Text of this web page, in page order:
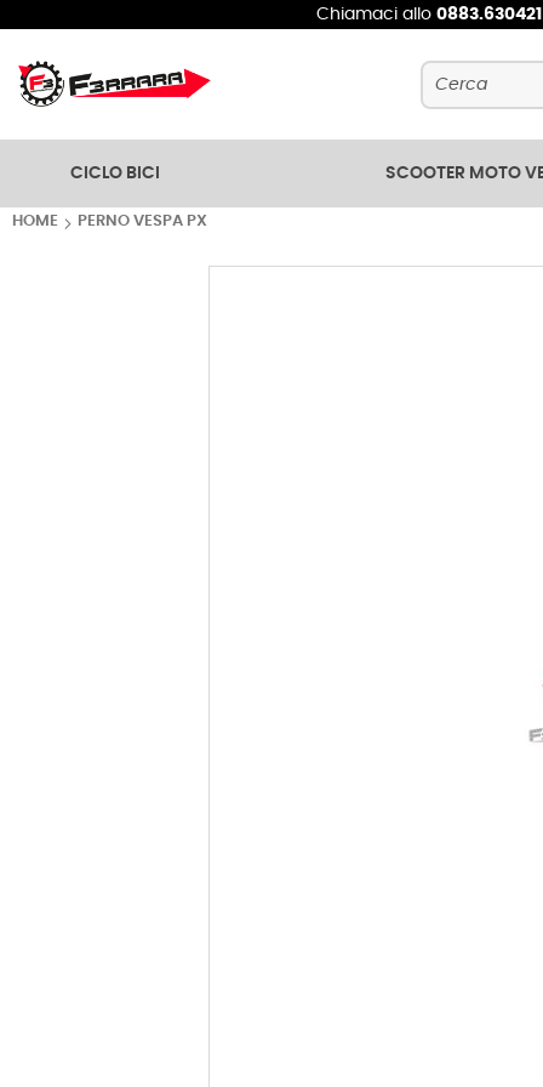
Chiamaci allo 0883.630421
Cerca
CICLO BICI SCOOTER MOTO
HOME PERNO VESPA PX